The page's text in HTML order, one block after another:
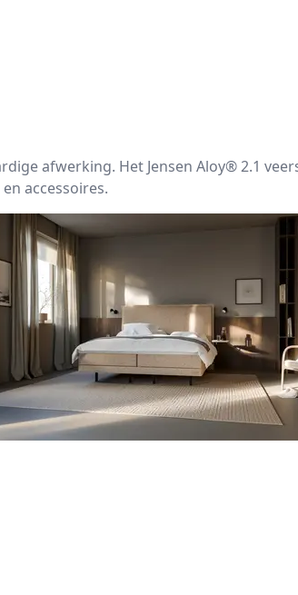
afwerking. Het Jensen Aloy® 2.1
accessoires.